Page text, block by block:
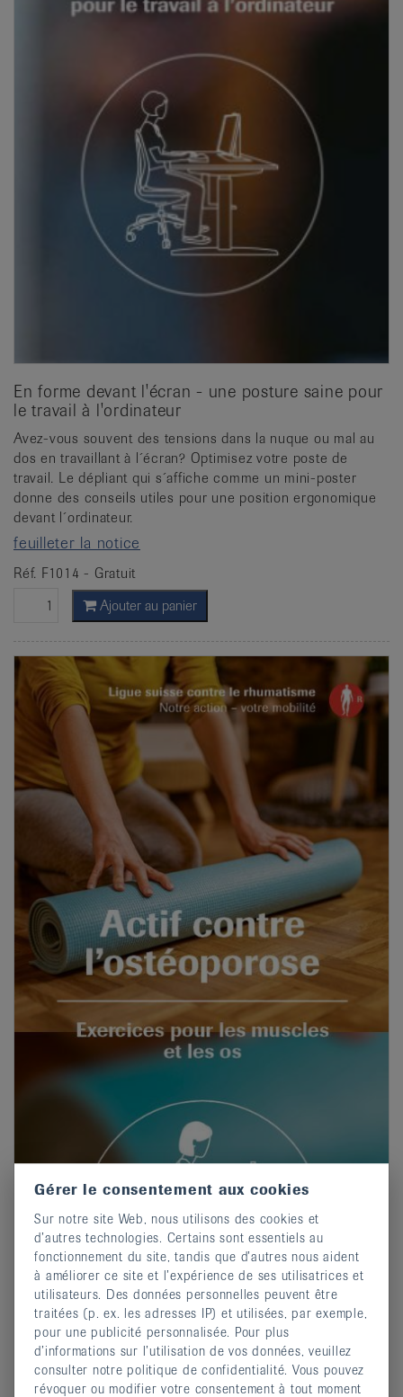
En forme devant l'écran - une posture saine pour
le travail à l'ordinateur
Avez-vous souvent des tensions dans la nuque ou mal au
dos en travaillant à l´écran? Optimisez votre poste de
travail. Le dépliant qui s´affiche comme un mini-poster
donne des conseils utiles pour une position ergonomique
devant l´ordinateur.
feuilleter la notice
Réf. F1014 - Gratuit
Ajouter au panier
Gérer le consentement aux cookies
Sur notre site Web, nous utilisons des cookies et
d’autres technologies. Certains sont essentiels au
fonctionnement du site, tandis que d’autres nous aident
à améliorer ce site et l’expérience de ses utilisatrices et
utilisateurs. Des données personnelles peuvent être
traitées (p. ex. les adresses IP) et utilisées, par exemple,
pour une publicité personnalisée. Pour plus
d’informations sur l’utilisation de vos données, veuillez
consulter notre politique de confidentialité. Vous pouvez
révoquer ou modifier votre consentement à tout moment